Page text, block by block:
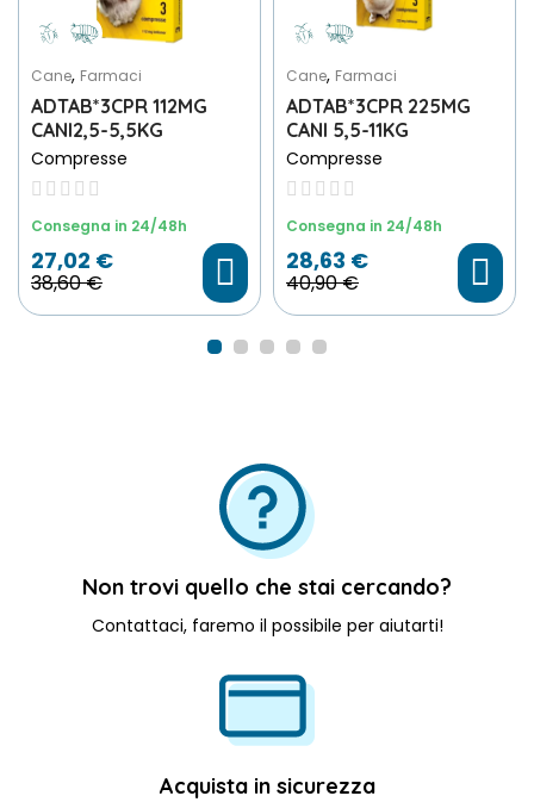
Cane, Farmaci
ADTAB*3CPR 112MG
CANI2,5-5,5KG
Compresse
Consegna in 24/48h
38,60 €
27,02 €
Cane, Farmaci
ADTAB*3CPR 225MG
CANI 5,5-11KG
Compresse
Consegna in 24/48h
40,90 €
28,63 €
Non trovi quello che stai cercando?
Contattaci, faremo il possibile per aiutarti!
Acquista in sicurezza